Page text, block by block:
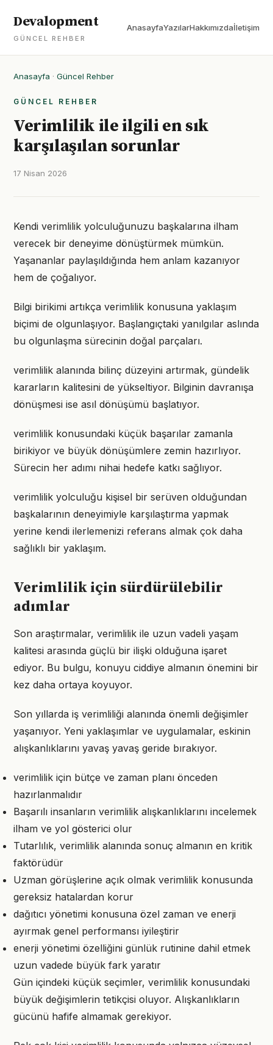
Devalopment
GÜNCEL REHBER
AnasayfaYazılarHakkımızdaİletişim
Anasayfa · Güncel Rehber
GÜNCEL REHBER
Verimlilik ile ilgili en sık
karşılaşılan sorunlar
17 Nisan 2026
Kendi verimlilik yolculuğunuzu başkalarına ilham
verecek bir deneyime dönüştürmek mümkün.
Yaşananlar paylaşıldığında hem anlam kazanıyor
hem de çoğalıyor.
Bilgi birikimi artıkça verimlilik konusuna yaklaşım
biçimi de olgunlaşıyor. Başlangıçtaki yanılgılar aslında
bu olgunlaşma sürecinin doğal parçaları.
verimlilik alanında bilinç düzeyini artırmak, gündelik
kararların kalitesini de yükseltiyor. Bilginin davranışa
dönüşmesi ise asıl dönüşümü başlatıyor.
verimlilik konusundaki küçük başarılar zamanla
birikiyor ve büyük dönüşümlere zemin hazırlıyor.
Sürecin her adımı nihai hedefe katkı sağlıyor.
verimlilik yolculuğu kişisel bir serüven olduğundan
başkalarının deneyimiyle karşılaştırma yapmak
yerine kendi ilerlemenizi referans almak çok daha
sağlıklı bir yaklaşım.
Verimlilik için sürdürülebilir
adımlar
Son araştırmalar, verimlilik ile uzun vadeli yaşam
kalitesi arasında güçlü bir ilişki olduğuna işaret
ediyor. Bu bulgu, konuyu ciddiye almanın önemini bir
kez daha ortaya koyuyor.
Son yıllarda iş verimliliği alanında önemli değişimler
yaşanıyor. Yeni yaklaşımlar ve uygulamalar, eskinin
alışkanlıklarını yavaş yavaş geride bırakıyor.
verimlilik için bütçe ve zaman planı önceden
hazırlanmalıdır
Başarılı insanların verimlilik alışkanlıklarını incelemek
ilham ve yol gösterici olur
Tutarlılık, verimlilik alanında sonuç almanın en kritik
faktörüdür
Uzman görüşlerine açık olmak verimlilik konusunda
gereksiz hatalardan korur
dağıtıcı yönetimi konusuna özel zaman ve enerji
ayırmak genel performansı iyileştirir
enerji yönetimi özelliğini günlük rutinine dahil etmek
uzun vadede büyük fark yaratır
Gün içindeki küçük seçimler, verimlilik konusundaki
büyük değişimlerin tetikçisi oluyor. Alışkanlıkların
gücünü hafife almamak gerekiyor.